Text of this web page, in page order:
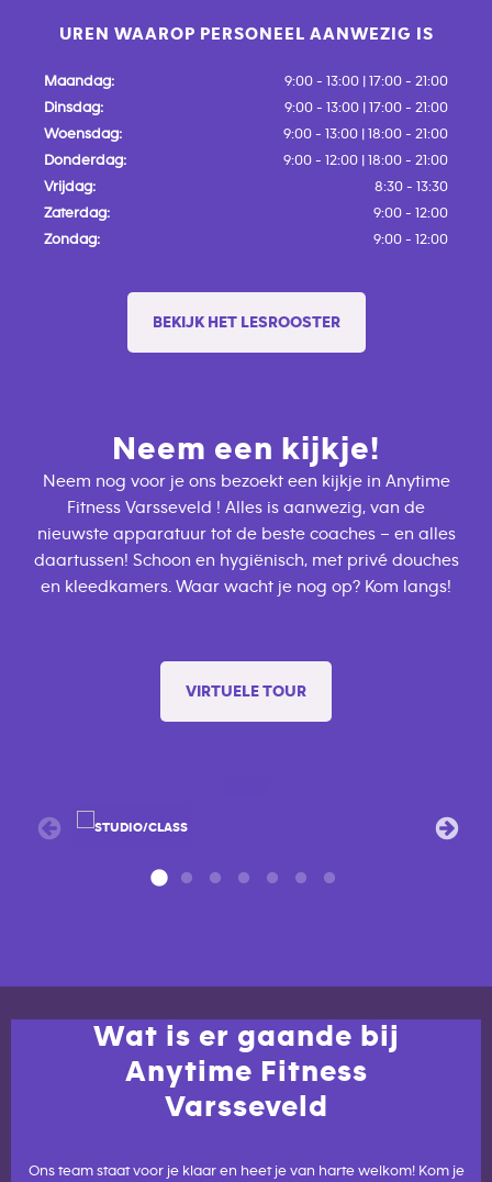
UREN WAAROP PERSONEEL AANWEZIG IS
Maandag:
9:00 - 13:00 | 17:00 - 21:00
Dinsdag:
9:00 - 13:00 | 17:00 - 21:00
Woensdag:
9:00 - 13:00 | 18:00 - 21:00
Donderdag:
9:00 - 12:00 | 18:00 - 21:00
Vrijdag:
8:30 - 13:30
Zaterdag:
9:00 - 12:00
Zondag:
9:00 - 12:00
BEKIJK HET LESROOSTER
Neem een kijkje!
Neem nog voor je ons bezoekt een kijkje in Anytime
Fitness Varsseveld ! Alles is aanwezig, van de
nieuwste apparatuur tot de beste coaches – en alles
daartussen! Schoon en hygiënisch, met privé douches
en kleedkamers. Waar wacht je nog op? Kom langs!
VIRTUELE TOUR
Wat is er gaande bij
Anytime Fitness
Varsseveld
Ons team staat voor je klaar en heet je van harte welkom! Kom je